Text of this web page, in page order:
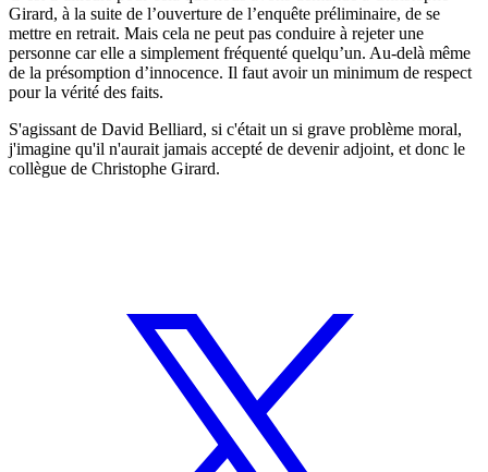
Girard, à la suite de l’ouverture de l’enquête préliminaire, de se
mettre en retrait. Mais cela ne peut pas conduire à rejeter une
personne car elle a simplement fréquenté quelqu’un. Au-delà même
de la présomption d’innocence. Il faut avoir un minimum de respect
pour la vérité des faits.
S'agissant de David Belliard, si c'était un si grave problème moral,
j'imagine qu'il n'aurait jamais accepté de devenir adjoint, et donc le
collègue de Christophe Girard.